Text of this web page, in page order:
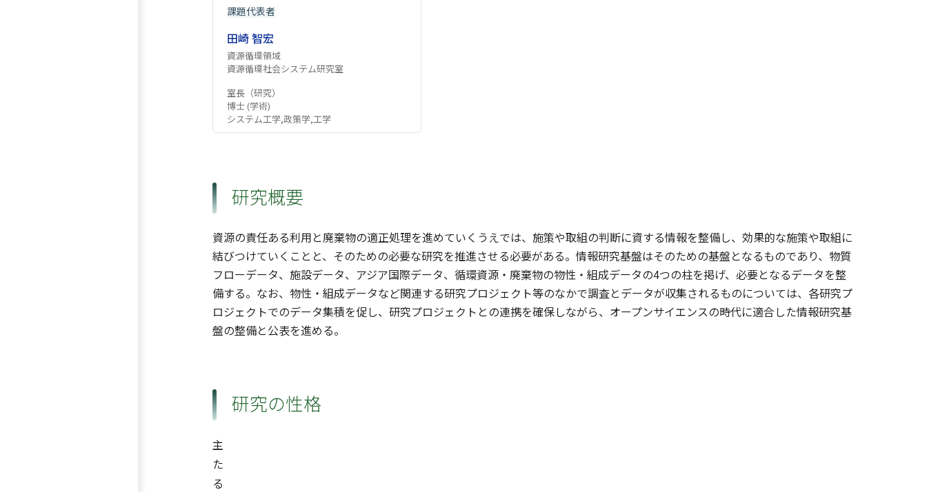
課題代表者
田崎 智宏
資源循環領域
資源循環社会システム研究室
室長（研究）
博士 (学術)
システム工学,政策学,工学
研究概要
資源の責任ある利用と廃棄物の適正処理を進めていくうえでは、施策や取組の判断に資する情報を整備し、効果的な施策や取組に
結びつけていくことと、そのための必要な研究を推進させる必要がある。情報研究基盤はそのための基盤となるものであり、物質
フローデータ、施設データ、アジア国際データ、循環資源・廃棄物の物性・組成データの4つの柱を掲げ、必要となるデータを整
備する。なお、物性・組成データなど関連する研究プロジェクト等のなかで調査とデータが収集されるものについては、各研究プ
ロジェクトでのデータ集積を促し、研究プロジェクトとの連携を確保しながら、オープンサイエンスの時代に適合した情報研究基
盤の整備と公表を進める。
研究の性格
主
た
る